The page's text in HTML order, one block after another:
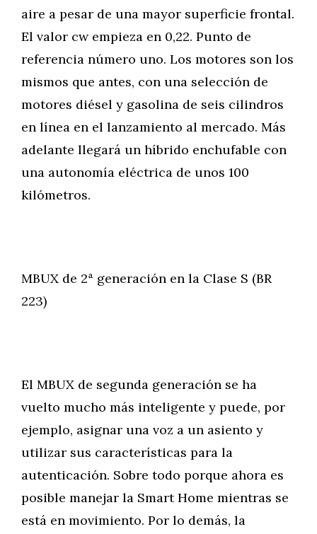
aire a pesar de una mayor superficie frontal.
El valor cw empieza en 0,22. Punto de
referencia número uno. Los motores son los
mismos que antes, con una selección de
motores diésel y gasolina de seis cilindros
en línea en el lanzamiento al mercado. Más
adelante llegará un híbrido enchufable con
una autonomía eléctrica de unos 100
kilómetros.
MBUX de 2ª generación en la Clase S (BR
223)
El MBUX de segunda generación se ha
vuelto mucho más inteligente y puede, por
ejemplo, asignar una voz a un asiento y
utilizar sus características para la
autenticación. Sobre todo porque ahora es
posible manejar la Smart Home mientras se
está en movimiento. Por lo demás, la